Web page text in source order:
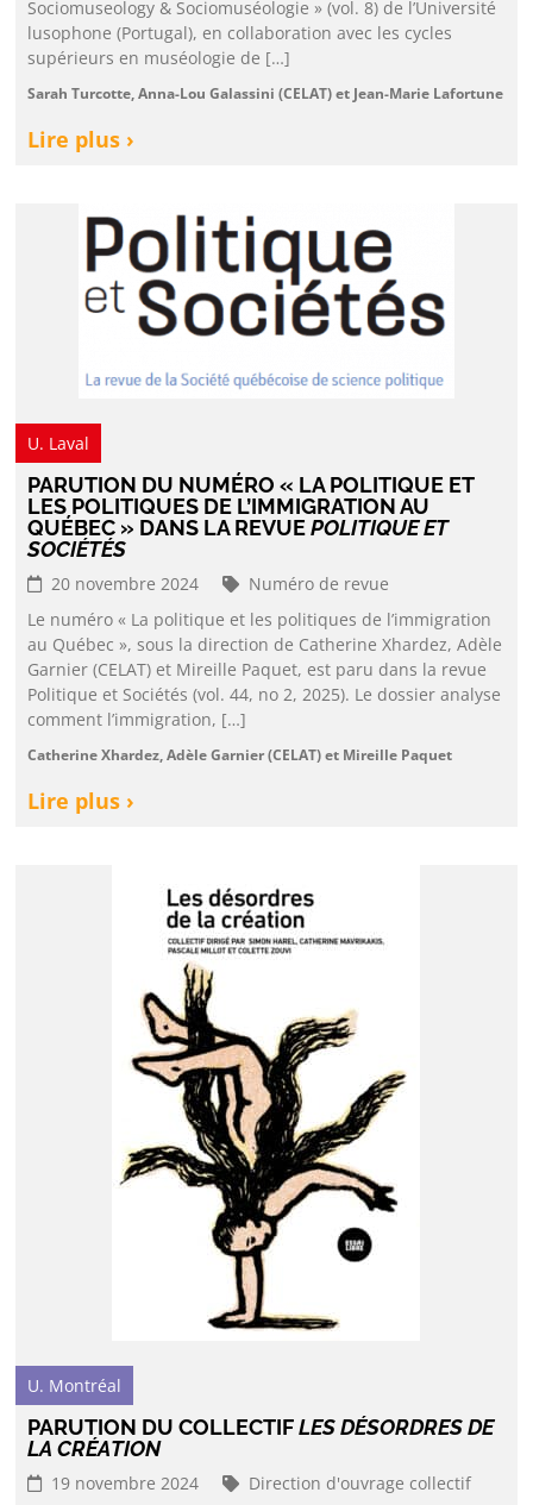
Sociomuseology & Sociomuséologie » (vol. 8) de l’Université
lusophone (Portugal), en collaboration avec les cycles
supérieurs en muséologie de […]
Sarah Turcotte, Anna-Lou Galassini (CELAT) et Jean-Marie Lafortune
Lire plus ›
U. Laval
PARUTION DU NUMÉRO « LA POLITIQUE ET
LES POLITIQUES DE L’IMMIGRATION AU
QUÉBEC » DANS LA REVUEPOLITIQUE ET
SOCIÉTÉS
20 novembre 2024
Numéro de revue
Le numéro « La politique et les politiques de l’immigration
au Québec », sous la direction de Catherine Xhardez, Adèle
Garnier (CELAT) et Mireille Paquet, est paru dans la revue
Politique et Sociétés (vol. 44, no 2, 2025). Le dossier analyse
comment l’immigration, […]
Catherine Xhardez, Adèle Garnier (CELAT) et Mireille Paquet
Lire plus ›
U. Montréal
PARUTION DU COLLECTIFLES DÉSORDRES DE
LA CRÉATION
19 novembre 2024
Direction d'ouvrage collectif